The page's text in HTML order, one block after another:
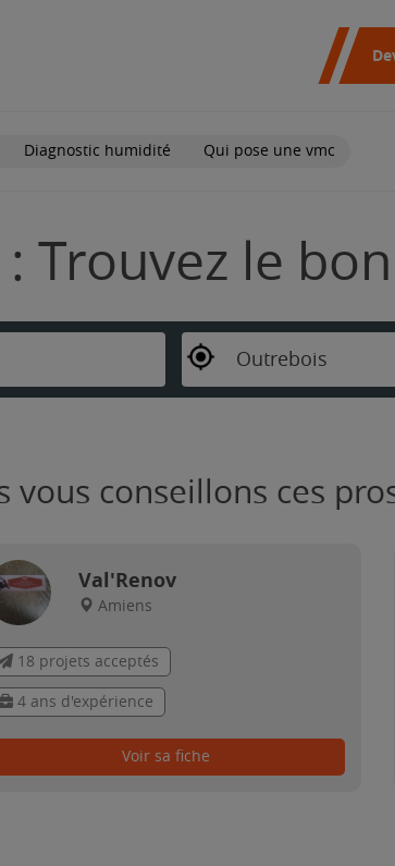
Diagnostic humidité Qui pose une vmc
Trouvez le
Outrebois
vous conseillons ces
Val'Renov
Amiens
18 projets acceptés
4 ans d'expérience
Voir sa fiche